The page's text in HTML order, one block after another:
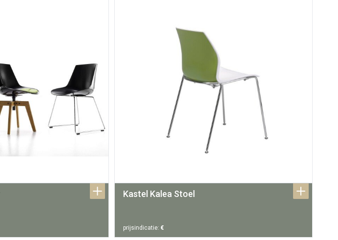
Kastel Kalea Stoel
prijsindicatie: €